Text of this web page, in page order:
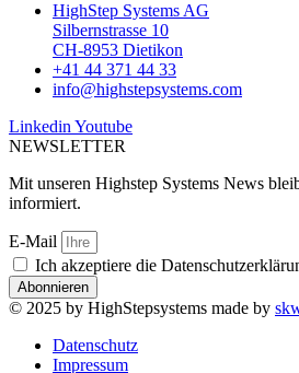
HighStep Systems AG
Silbernstrasse 10
CH-8953 Dietikon
+41 44 371 44 33
info@highstepsystems.com
Linkedin Youtube
NEWSLETTER
Mit unseren Highstep Systems News
informiert.
E-Mail
Ich akzeptiere die
Abonnieren
© 2025 by HighStepsystems made by
Datenschutz
Impressum